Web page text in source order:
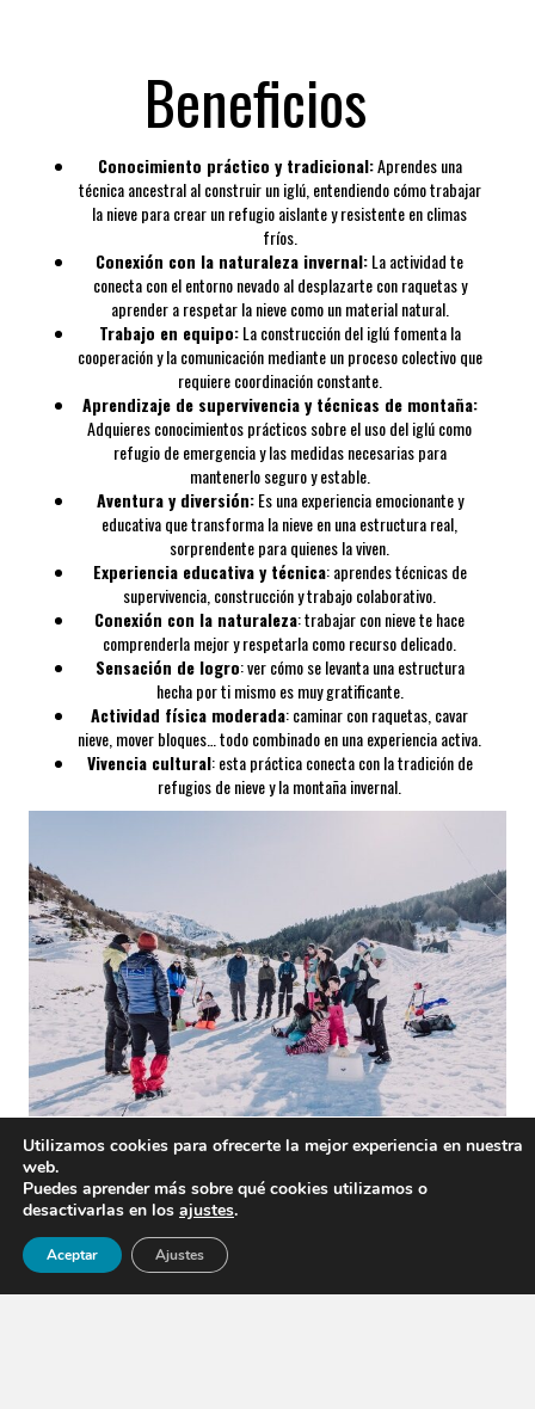
Beneficios
Conocimiento práctico y tradicional:Aprendes una
técnica ancestral al construir un iglú, entendiendo cómo trabajar
la nieve para crear un refugio aislante y resistente en climas
fríos.
Conexión con la naturaleza invernal:La actividad te
conecta con el entorno nevado al desplazarte con raquetas y
aprender a respetar la nieve como un material natural.
Trabajo en equipo:La construcción del iglú fomenta la
cooperación y la comunicación mediante un proceso colectivo que
requiere coordinación constante.
Aprendizaje de supervivencia y técnicas de montaña:
Adquieres conocimientos prácticos sobre el uso del iglú como
refugio de emergencia y las medidas necesarias para
mantenerlo seguro y estable.
Aventura y diversión:Es una experiencia emocionante y
educativa que transforma la nieve en una estructura real,
sorprendente para quienes la viven.
Experiencia educativa y técnica: aprendes técnicas de
supervivencia, construcción y trabajo colaborativo.
Conexión con la naturaleza: trabajar con nieve te hace
comprenderla mejor y respetarla como recurso delicado.
Sensación de logro: ver cómo se levanta una estructura
hecha por ti mismo es muy gratificante.
Actividad física moderada: caminar con raquetas, cavar
nieve, mover bloques… todo combinado en una experiencia activa.
Vivencia cultural: esta práctica conecta con la tradición de
refugios de nieve y la montaña invernal.
¿Quién puede participar?
Familias: padres e hijos mayores (a partir de ~8 años, dependiendo
Utilizamos cookies para ofrecerte la mejor experiencia en nuestra
web.
Puedes aprender más sobre qué cookies utilizamos o
desactivarlas en los ajustes.
Aceptar Ajustes